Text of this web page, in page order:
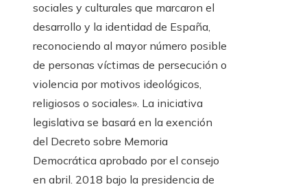
sociales y culturales que marcaron el
desarrollo y la identidad de España,
reconociendo al mayor número posible
de personas víctimas de persecución o
violencia por motivos ideológicos,
religiosos o sociales». La iniciativa
legislativa se basará en la exención
del Decreto sobre Memoria
Democrática aprobado por el consejo
en abril. 2018 bajo la presidencia de